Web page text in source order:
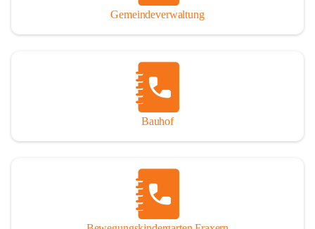
Gemeindeverwaltung
Bauhof